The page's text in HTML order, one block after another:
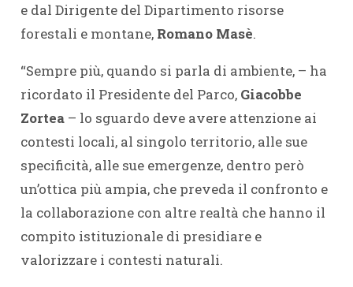
e dal Dirigente del Dipartimento risorse
forestali e montane, Romano Masè.
“Sempre più, quando si parla di ambiente, – ha
ricordato il Presidente del Parco, Giacobbe
Zortea– lo sguardo deve avere attenzione ai
contesti locali, al singolo territorio, alle sue
specificità, alle sue emergenze, dentro però
un’ottica più ampia, che preveda il confronto e
la collaborazione con altre realtà che hanno il
compito istituzionale di presidiare e
valorizzare i contesti naturali.